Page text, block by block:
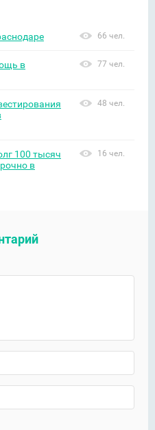
66 чел.
в
77 чел.
48 чел.
100 тысяч
в
16 чел.